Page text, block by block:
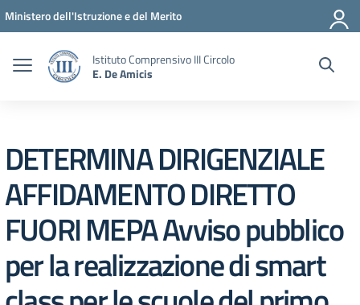
Vai ai contenuti
Vai al menu di navigazione
Vai al footer
Ministero dell'Istruzione e del Merito
Istituto Comprensivo III Circolo
E. De Amicis
DETERMINA DIRIGENZIALE
AFFIDAMENTO DIRETTO
FUORI MEPA Avviso pubblico
per la realizzazione di smart